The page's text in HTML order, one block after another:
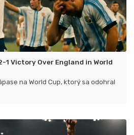
Victory Over England in World
na World Cup, ktorý sa odohral